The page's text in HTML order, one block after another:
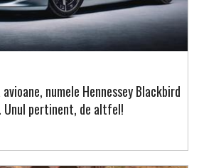
numele Hennessey Blackbird
Unul pertinent, de altfel!